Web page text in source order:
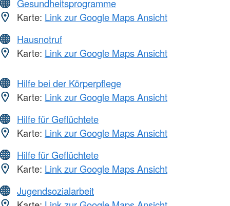
Gesundheitsprogramme
Karte: Link zur Google Maps Ansicht
Hausnotruf
Karte: Link zur Google Maps Ansicht
Hilfe bei der Körperpflege
Karte: Link zur Google Maps Ansicht
Hilfe für Geflüchtete
Karte: Link zur Google Maps Ansicht
Hilfe für Geflüchtete
Karte: Link zur Google Maps Ansicht
Jugendsozialarbeit